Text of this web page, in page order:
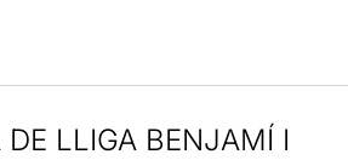
DE LLIGA BENJAMÍ I